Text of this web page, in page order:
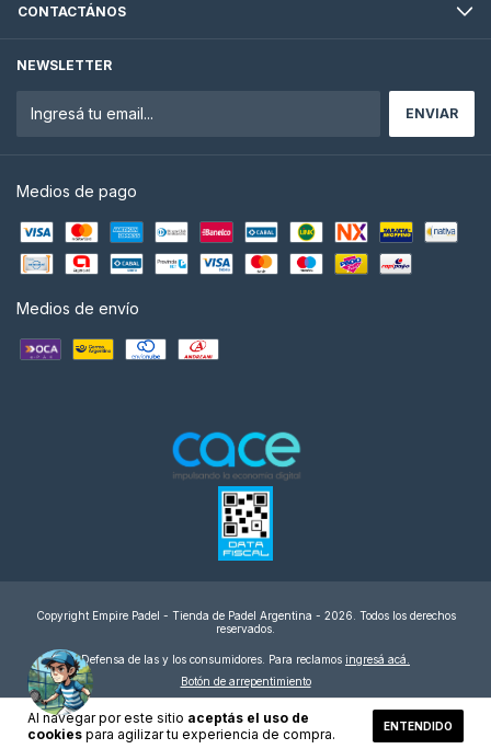
Al navegar por este sitio aceptás el uso de
cookies para agilizar tu experiencia de compra. ENTENDIDO
CONTACTÁNOS
NEWSLETTER
Medios de pago
Medios de envío
Copyright Empire Padel - Tienda de Padel Argentina - 2026. Todos los derechos
reservados.
Defensa de las y los consumidores. Para reclamos ingresá acá.
Botón de arrepentimiento